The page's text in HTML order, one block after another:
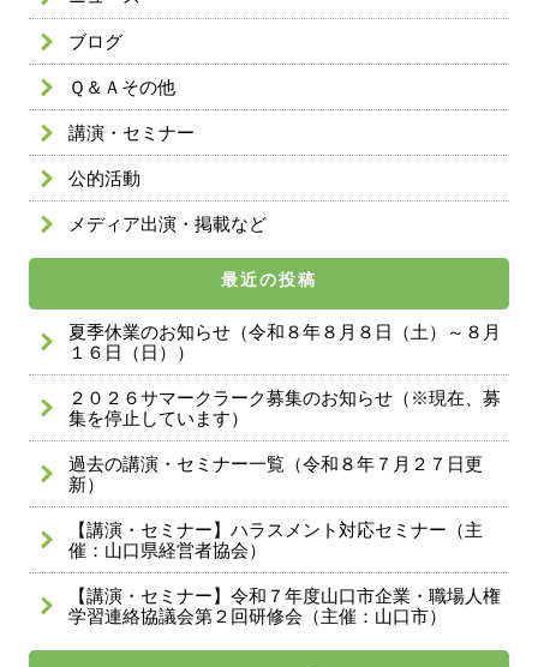
ブログ
Ｑ＆Ａその他
講演・セミナー
公的活動
メディア出演・掲載など
最近の投稿
夏季休業のお知らせ（令和８年８月８日（土）～８月
１６日（日））
２０２６サマークラーク募集のお知らせ（※現在、募
集を停止しています）
過去の講演・セミナー一覧（令和８年７月２７日更
新）
【講演・セミナー】ハラスメント対応セミナー（主
催：山口県経営者協会）
【講演・セミナー】令和７年度山口市企業・職場人権
学習連絡協議会第２回研修会（主催：山口市）